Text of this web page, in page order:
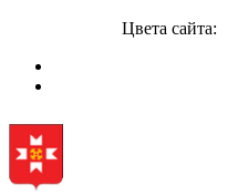
Цвета сайта: